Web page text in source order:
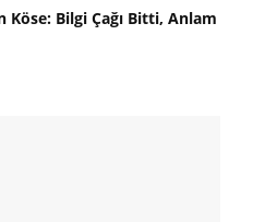
Köse: Bilgi Çağı Bitti, Anlam